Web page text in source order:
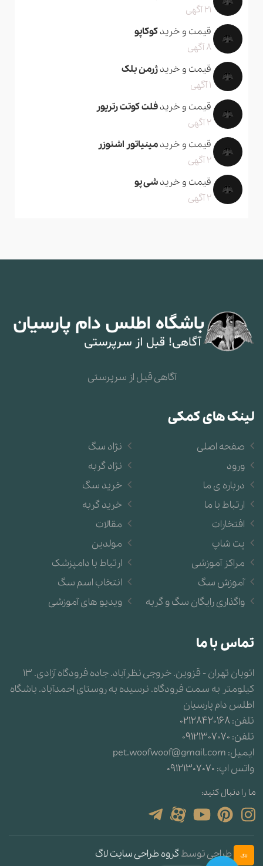
21 آگهی
قیمت و خریدکوکاپو
8 آگهی
قیمت و خریدژرمن بلک
1 آگهی
قیمت و خریدفلت کوتت رتریور
2 آگهی
قیمت و خریدمینیاتور اشنوزر
2 آگهی
قیمت و خریدشی پو
2 آگهی
آگاهی قبل از سرپرستی
لینک های کمکی
نژاد سگ
نژاد گربه
خرید سگ
خرید گربه
مقالات
مولدین
ارتباط با دامپزشک
انتخاب اسم سگ
ویدیو های آموزشی
صفحه اصلی
ورود
درباره ی ما
ارتباط با ما
افتخارات
پت شاپ
مراکز آموزشی
آموزش سگ
واگذاری رایگان سگ و گربه
تماس با ما
اتوبان تهران - قزوین. خروجی نظرآباد. جاده فرودگاه آزادی. 13
کیلومتر به سمت فرودگاه. نرسیده به روستای احمدآباد. باشگاه
اطلس دام پارسیان
تلفن:02128420168
تلفن: 09121307070
ایمیل: pet.woofwoof@gmail.com
واتس اپ: 09121307070
ما را دنبال کنید:
طراحی توسطگروه طراحی سایت لاگ